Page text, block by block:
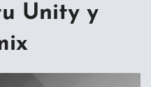
Unity y